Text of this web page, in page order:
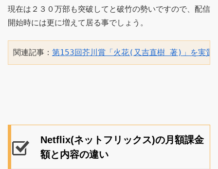
現在は２３０万部も突破してと破竹の勢いですので、配信
開始時には更に増えて居る事でしょう。
関連記事： 第153回芥川賞「火花(又吉直樹 著)」を実質
Netflix(ネットフリックス)の月額課金
額と内容の違い